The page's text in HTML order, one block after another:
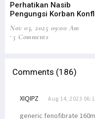
Perhatikan Nasib
Pengungsi Korban
Nov 03, 2025 09:00 Am
5 Comments
Comments (186)
XIQIPZ Aug 14, 2023
generic fenofibrate